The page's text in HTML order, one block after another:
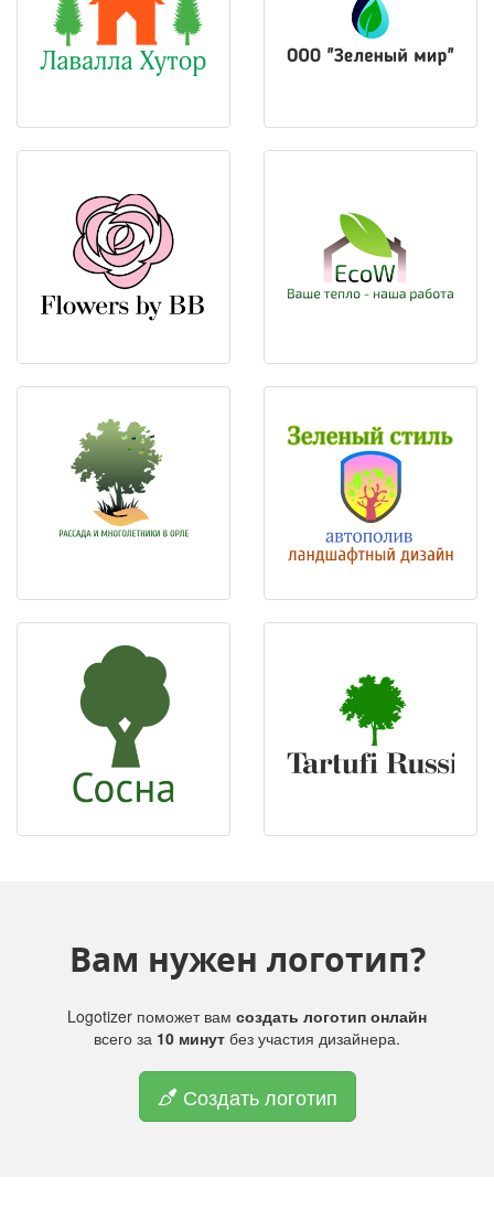
Вам нужен логотип?
Logotizer поможет вам создать логотип онлайн
всего за 10 минут без участия дизайнера.
Создать логотип